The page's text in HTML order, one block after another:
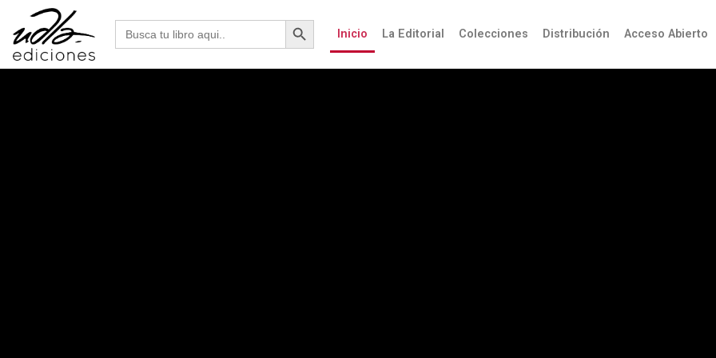
Buscar: Botón de búsqueda
Inicio La Editorial Colecciones Distribución Acceso Abierto